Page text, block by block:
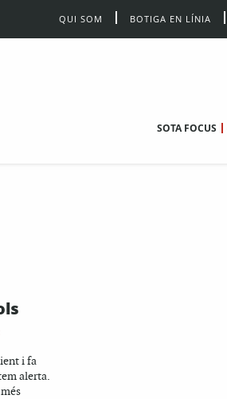
QUI SOM BOTIGA EN LÍNIA
SOTA FOCUS
i fa
alerta.